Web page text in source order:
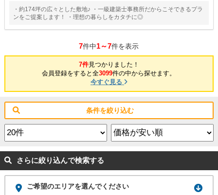
・約174坪の広々とした敷地♪ ・一級建築士事務所だからこそできるプラ
ンをご提案します！ ・理想の暮らしをカタチに◎
7件中1～7件を表示
7件見つかりました！
会員登録をすると全3099件の中から探せます。
今すぐ見る
条件を絞り込む
さらに絞り込んで検索する
ご希望のエリアを選んでください